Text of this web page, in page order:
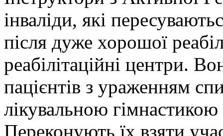
інваліди, які
після дуже хорошої
реабілітаційні центри.
пацієнтів з ураженням
лікувальною
Переконують їх взяти